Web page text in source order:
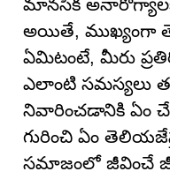
మానసిక
అయితే, ముఖ్యంగా
ఏమిటంటే, మీరు
ఎలాంటి సమస్యలు
నివారించడానికి ఏం
గురించి ఏం
సమాజంలో జీవించే